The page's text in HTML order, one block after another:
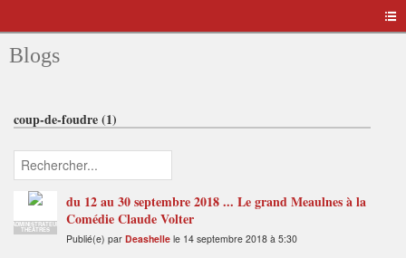
Blogs
coup-de-foudre (1)
ADMINISTRATEUR
THÉÂTRES
du 12 au 30 septembre 2018 ... Le grand Meaulnes à la
Comédie Claude Volter
Publié(e) par Deashelle le 14 septembre 2018 à 5:30